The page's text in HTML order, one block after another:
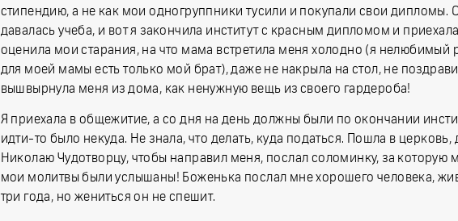
стипендию, а не как мои одногруппники тусили и покупали свои дипломы.
давалась учеба, и вот я закончила институт с красным дипломом и
оценила мои старания, на что мама встретила меня холодно (я нелюбимый
для моей мамы есть только мой брат), даже не накрыла на стол, не
вышвырнула меня из дома, как ненужную вещь из своего гардероба!
Я приехала в общежитие, а со дня на день должны были по окончании
идти-то было некуда. Не знала, что делать, куда податься. Пошла в церковь,
Николаю Чудотворцу, чтобы направил меня, послал соломинку, за которую
мои молитвы были услышаны! Боженька послал мне хорошего человека,
три года, но жениться он не спешит.